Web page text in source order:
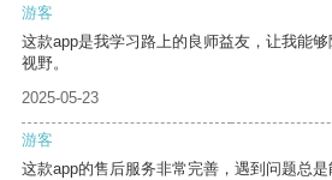
游客
这款app是我学习路上的良师益友，让我能
视野。
2025-05-23
游客
这款app的售后服务非常完善，遇到问题总